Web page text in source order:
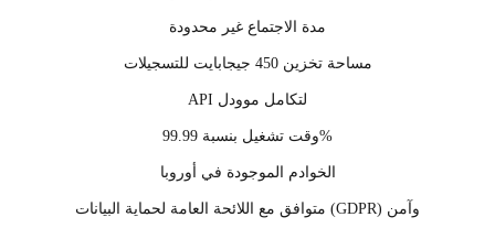
مدة الاجتماع غير محدودة
مساحة تخزين 450 جيجابايت للتسجيلات
API لتكامل موودل
وقت تشغيل بنسبة 99.99%
الخوادم الموجودة في أوروبا
متوافق مع اللائحة العامة لحماية البيانات (GDPR) وآمن